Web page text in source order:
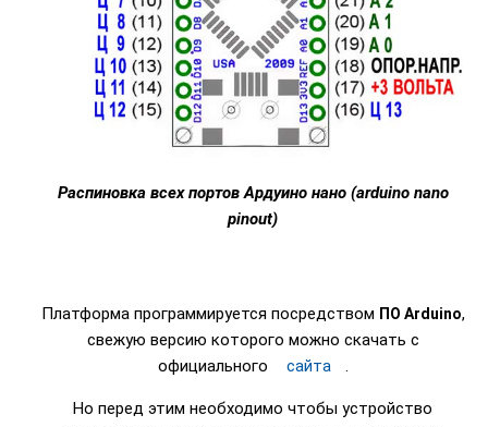
Распиновка всех портов Ардуино нано (arduino nano
pinout)
Платформа программируется посредством ПО Arduino,
свежую версию которого можно скачать с
официального
сайта
Но перед этим необходимо чтобы устройство